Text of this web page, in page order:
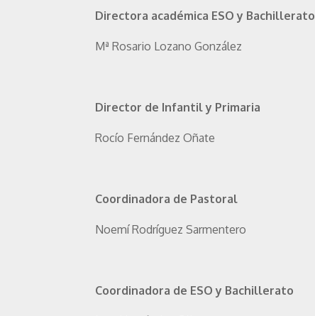
Directora académica ESO y Bachillerato
Mª Rosario Lozano González
Director de Infantil y Primaria
Rocío Fernández Oñate
Coordinadora de Pastoral
Noemí Rodríguez Sarmentero
Coordinadora de ESO y Bachillerato